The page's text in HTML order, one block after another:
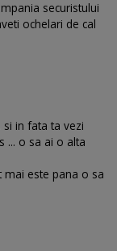
securistului
ochelari de cal
si in fata ta vezi
... o sa ai o alta
mai este pana o sa